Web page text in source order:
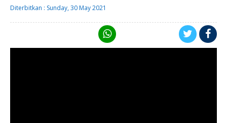
Diterbitkan : Sunday, 30 May 2021